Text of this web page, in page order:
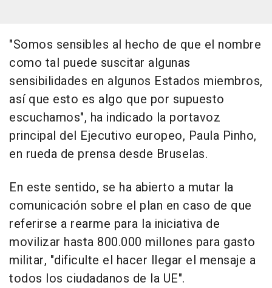
"Somos sensibles al hecho de que el nombre
como tal puede suscitar algunas
sensibilidades en algunos Estados miembros,
así que esto es algo que por supuesto
escuchamos", ha indicado la portavoz
principal del Ejecutivo europeo, Paula Pinho,
en rueda de prensa desde Bruselas.
En este sentido, se ha abierto a mutar la
comunicación sobre el plan en caso de que
referirse a rearme para la iniciativa de
movilizar hasta 800.000 millones para gasto
militar, "dificulte el hacer llegar el mensaje a
todos los ciudadanos de la UE".